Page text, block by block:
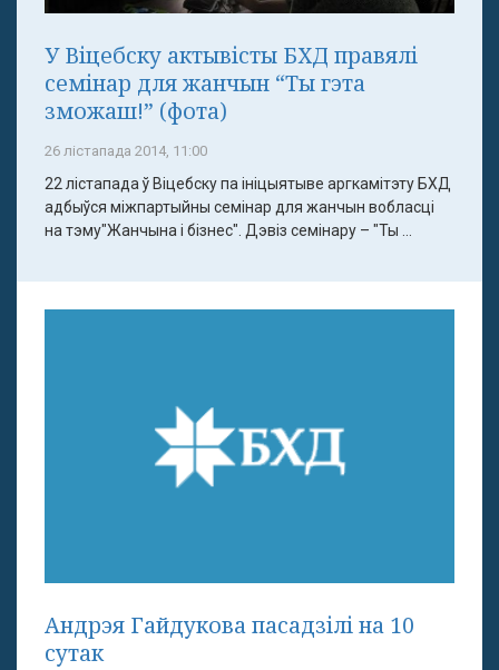
У Віцебску актывісты БХД правялі
семінар для жанчын “Ты гэта
зможаш!” (фота)
26 лістапада 2014, 11:00
22 лістапада ў Віцебску па ініцыятыве аргкамітэту БХД
адбыўся міжпартыйны семінар для жанчын вобласці
на тэму"Жанчына і бізнес". Дэвіз семінару – "Ты ...
Андрэя Гайдукова пасадзілі на 10
сутак